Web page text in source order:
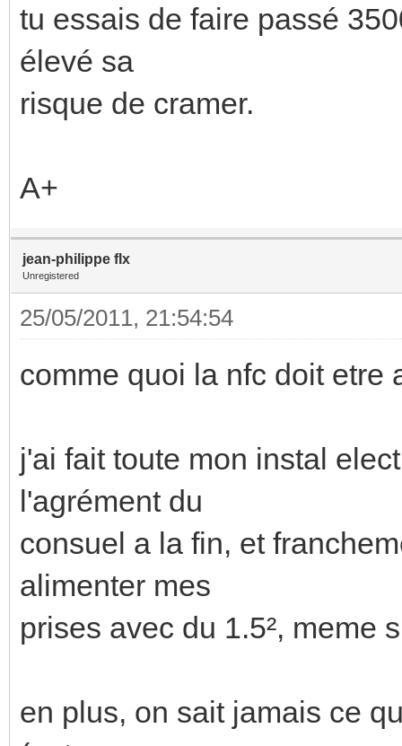
tu essais de faire passé
élevé sa
risque de cramer.
A+
jean-philippe flx
Unregistered
25/05/2011, 21:54:54
comme quoi la nfc doit etre
j'ai fait toute mon instal
l'agrément du
consuel a la fin, et
alimenter mes
prises avec du 1.5², meme
en plus, on sait jamais ce